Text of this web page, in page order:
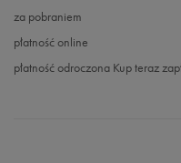
za pobraniem
płatność online
płatność odroczona Kup teraz